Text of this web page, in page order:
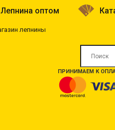
Лепнина оптом
ПРИНИМАЕМ К